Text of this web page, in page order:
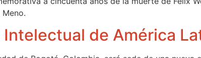
de América